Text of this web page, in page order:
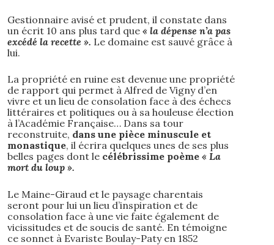
Gestionnaire avisé et prudent, il constate dans
un écrit 10 ans plus tard que« la dépense n’a pas
excédé la recette ». Le domaine est sauvé grâce à
lui.
La propriété en ruine est devenue une propriété
de rapport qui permet à Alfred de Vigny d’en
vivre et un lieu de consolation face à des échecs
littéraires et politiques ou à sa houleuse élection
à l’Académie Française… Dans sa tour
reconstruite, dans une pièce minuscule et
monastique, il écrira quelques unes de ses plus
belles pages dont le célébrissime poème« La
mort du loup ».
Le Maine-Giraud et le paysage charentais
seront pour lui un lieu d’inspiration et de
consolation face à une vie faite également de
vicissitudes et de soucis de santé. En témoigne
ce sonnet à Evariste Boulay-Paty en 1852